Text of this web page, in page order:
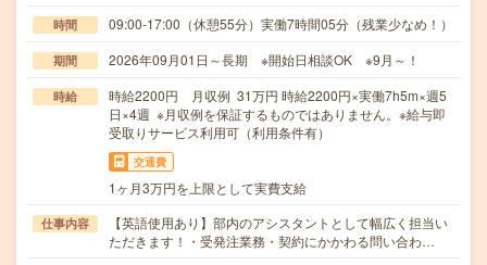
時間 09:00-17:00（休憩55分）実働7時間05分（残業少なめ！）
期間 2026年09月01日～長期 ※開始日相談OK ※9月～！
時給
時給2200円 月収例 31万円 時給2200円×実働7h5m×週5
日×4週 ※月収例を保証するものではありません。※給与即
受取りサービス利用可（利用条件有）
交通費
1ヶ月3万円を上限として実費支給
仕事内容
【英語使用あり】部内のアシスタントとして幅広く担当い
ただきます！・受発注業務・契約にかかわる問い合わ…